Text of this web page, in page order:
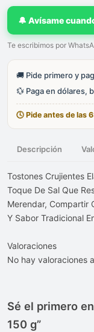
🔔 Avísame
Te escribimos por
🚚 Pide primero y
💱 Paga en dólares,
🕓 Pide antes de las
Descripción
Tostones Crujientes
Toque De Sal Que
Merendar, Compartir
Y Sabor Tradicional
Valoraciones
No hay valoraciones
Sé el primero
150 g”